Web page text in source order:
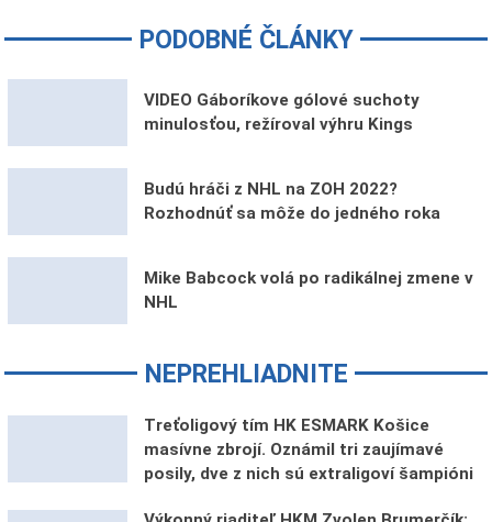
PODOBNÉ ČLÁNKY
VIDEO Gáboríkove gólové suchoty
minulosťou, režíroval výhru Kings
Budú hráči z NHL na ZOH 2022?
Rozhodnúť sa môže do jedného roka
Mike Babcock volá po radikálnej zmene v
NHL
NEPREHLIADNITE
Treťoligový tím HK ESMARK Košice
masívne zbrojí. Oznámil tri zaujímavé
posily, dve z nich sú extraligoví šampióni